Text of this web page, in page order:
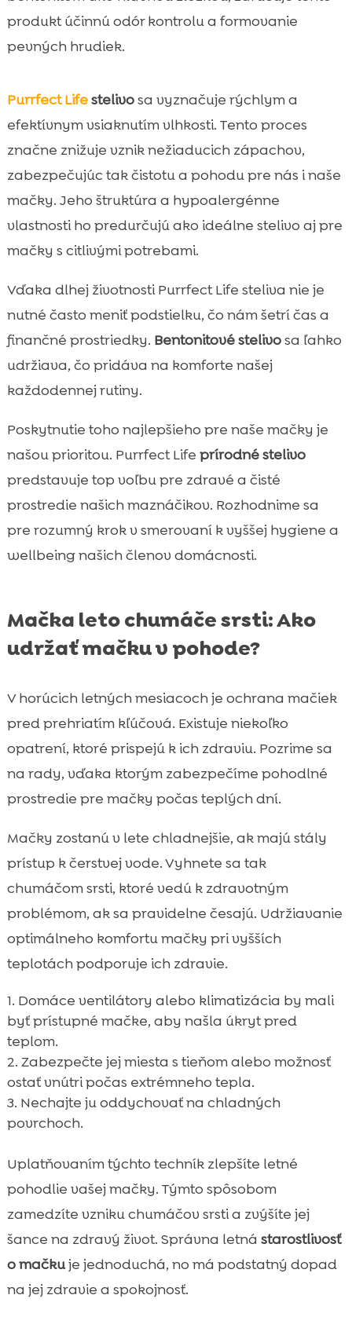
produkt účinnú odór kontrolu a formovanie
pevných hrudiek.
Purrfect Lifestelivosa vyznačuje rýchlym a
efektívnym vsiaknutím vlhkosti. Tento proces
značne znižuje vznik nežiaducich zápachov,
zabezpečujúc tak čistotu a pohodu pre nás i naše
mačky. Jeho štruktúra a hypoalergénne
vlastnosti ho predurčujú ako ideálne stelivo aj pre
mačky s citlivými potrebami.
Vďaka dlhej životnosti Purrfect Life steliva nie je
nutné často meniť podstielku, čo nám šetrí čas a
finančné prostriedky. Bentonitové stelivosa ľahko
udržiava, čo pridáva na komforte našej
každodennej rutiny.
Poskytnutie toho najlepšieho pre naše mačky je
našou prioritou. Purrfect Life prírodné stelivo
predstavuje top voľbu pre zdravé a čisté
prostredie našich maznáčikov. Rozhodnime sa
pre rozumný krok v smerovaní k vyššej hygiene a
wellbeing našich členov domácnosti.
Mačka leto chumáče srsti: Ako
udržať mačku v pohode?
V horúcich letných mesiacoch je ochrana mačiek
pred prehriatím kľúčová. Existuje niekoľko
opatrení, ktoré prispejú k ich zdraviu. Pozrime sa
na rady, vďaka ktorým zabezpečíme pohodlné
prostredie pre mačky počas teplých dní.
Mačky zostanú v lete chladnejšie, ak majú stály
prístup k čerstvej vode. Vyhnete sa tak
chumáčom srsti, ktoré vedú k zdravotným
problémom, ak sa pravidelne česajú. Udržiavanie
optimálneho komfortu mačky pri vyšších
teplotách podporuje ich zdravie.
Domáce ventilátory alebo klimatizácia by mali
byť prístupné mačke, aby našla úkryt pred
teplom.
Zabezpečte jej miesta s tieňom alebo možnosť
ostať vnútri počas extrémneho tepla.
Nechajte ju oddychovať na chladných
povrchoch.
Uplatňovaním týchto techník zlepšíte letné
pohodlie vašej mačky. Týmto spôsobom
zamedzíte vzniku chumáčov srsti a zvýšíte jej
šance na zdravý život. Správna letná starostlivosť
o mačkuje jednoduchá, no má podstatný dopad
na jej zdravie a spokojnosť.